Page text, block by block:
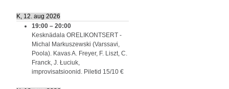
K, 12. aug 2026
19:00 – 20:00
Kesknädala ORELIKONTSERT -
Michal Markuszewski (Varssavi,
Poola). Kavas A. Freyer, F. Liszt, C.
Franck, J. Łuciuk,
improvisatsioonid. Piletid 15/10 €